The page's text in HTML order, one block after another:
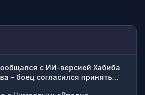
с ИИ-версией Хабиба
– боец согласился принять